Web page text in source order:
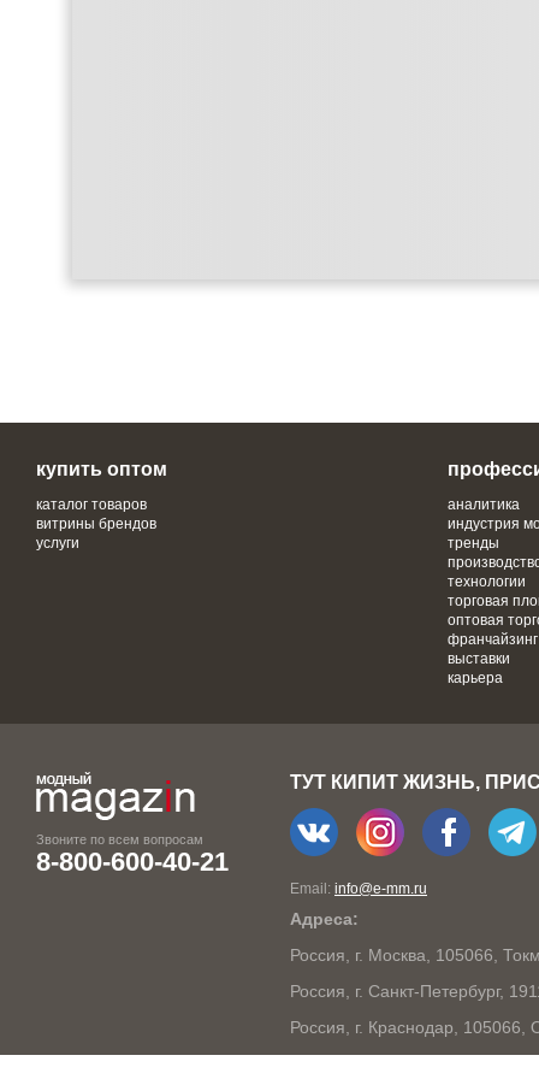
купить оптом
каталог товаров
витрины брендов
услуги
аналитика
индустрия
тренды
технологии
торговая
оптовая
франчайзинг
выставки
карьера
Звоните по всем вопросам
8-800-600-40-21
ТУТ КИПИТ ЖИЗНЬ,
Email: info@e-mm.ru
Адреса:
Россия, г. Москва, 105066,
Россия, г. Санкт-Петербург,
Россия, г. Краснодар,